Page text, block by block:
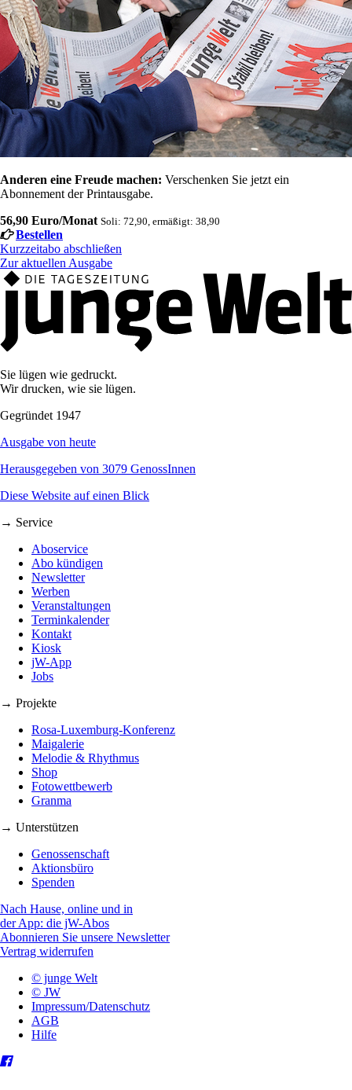
Anderen eine Freude machen: Verschenken Sie jetzt ein
Abonnement der Printausgabe.
56,90 Euro/Monat Soli: 72,90, ermäßigt: 38,90
Bestellen
Kurzzeitabo abschließen
Zur aktuellen Ausgabe
Sie lügen wie gedruckt.
Wir drucken, wie sie lügen.
Gegründet 1947
Ausgabe von heute
Herausgegeben von 3079 GenossInnen
Diese Website auf einen Blick
→ Service
Aboservice
Abo kündigen
Newsletter
Werben
Veranstaltungen
Terminkalender
Kontakt
Kiosk
jW-App
Jobs
→ Projekte
Rosa-Luxemburg-Konferenz
Maigalerie
Melodie & Rhythmus
Shop
Fotowettbewerb
Granma
→ Unterstützen
Genossenschaft
Aktionsbüro
Spenden
Nach Hause, online und in
der App: die jW-Abos
Abonnieren Sie unsere Newsletter
Vertrag widerrufen
© junge Welt
© JW
Impressum/Datenschutz
AGB
Hilfe